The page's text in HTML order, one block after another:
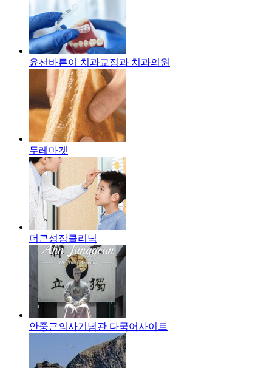
윤선바른이 치과교정과 치과의원
두레마켓
더큰성장클리닉
안중근의사기념관 다국어사이트